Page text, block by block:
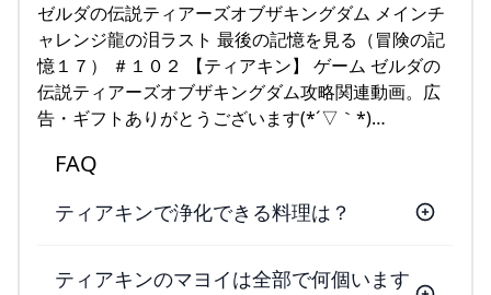
ゼルダの伝説ティアーズオブザキングダム メインチ
ャレンジ龍の泪ラスト 最後の記憶を見る（冒険の記
憶１７） ＃１０２ 【ティアキン】 ゲーム ゼルダの
伝説ティアーズオブザキングダム攻略関連動画。広
告・ギフトありがとうございます(*´▽｀*)…
FAQ
ティアキンで浄化できる料理は？
ティアキンのマヨイは全部で何個います